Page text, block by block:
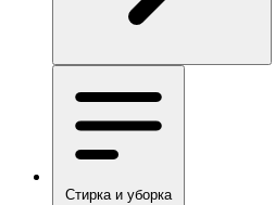
Стирка и уборка